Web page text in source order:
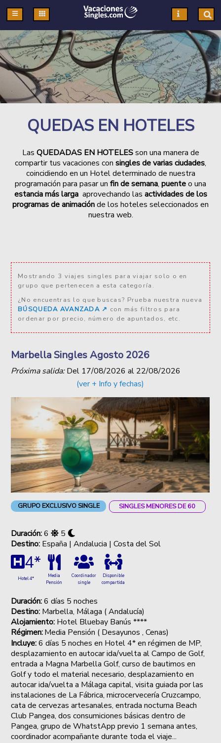
QUEDAS EN HOTELES
Las QUEDADAS EN HOTELESson una manera de
compartir tus vacaciones con singles de varias ciudades,
coincidiendo en un Hotel determinado de nuestra
programación para pasar un fin de semana, puenteo una
estancia más larga aprovechando las actividades de los
programas de animaciónde los hoteles seleccionados en
nuestra web.
Mostrando 3 viajes singles para viajar solo o en
grupo que pertenecen a esta categoría.
¿No encuentras lo que buscas? Prueba nuestra nueva
BÚSQUEDA AVANZADA ↗️ con más filtros para
ordenar por precio, número de apuntados, etc.
Marbella Singles Agosto 2026
Próxima salida:Del 17/08/2026 al 22/08/2026
(ver + Info y fechas)
GRUPO EXCLUSIVO SINGLE SINGLES MENORES DE 60
Duración:6
5
Destino: España | Andalucia | Costa del Sol
4*
Hotel 4*
Media
Pensión
Coordinador
single
Disponible
compartida
Duración:6 días 5 noches
Destino: Marbella, Málaga ( Andalucía)
Alojamiento: Hotel Bluebay Banús ****
Régimen:Media Pensión ( Desayunos , Cenas)
Incluye:6 días 5 noches en Hotel 4* en régimen de MP,
desplazamiento en autocar ida/vuelta al Campo de Golf,
entrada a Magna Marbella Golf, curso de bautimos en
Golf y todo el material necesario, desplazamiento en
autocar ida/vuelta a Málaga capital, visita guiada por las
instalaciones de La Fábrica, microcervecería Cruzcampo,
cata de cervezas artesanales, entrada nocturna Beach
Club Pangea, dos consumiciones básicas dentro de
Pangea, grupo de WhatstApp previo 1 semana antes,
coordinador acompañante durante toda el viaje...